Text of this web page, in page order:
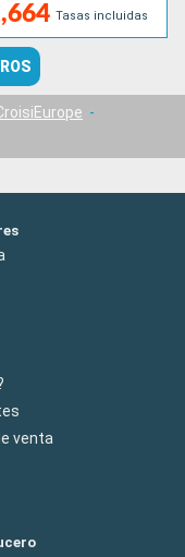
Tasas incluidas
venta